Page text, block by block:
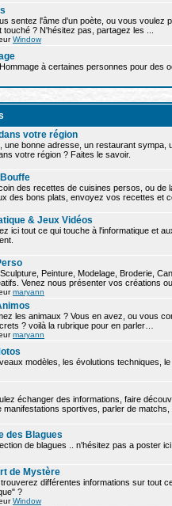
sentez l'âme d'un poète, ou vous voulez
touché ? N'hésitez pas, partagez les ...
Window
à certaines personnes pour des
votre région
une bonne adresse, un restaurant sympa,
votre région ? Faites le savoir.
des recettes de cuisines persos, ou de
des bons plats, envoyez vos recettes et
& Jeux Vidéos
ici tout ce qui touche à l'informatique et
Peinture, Modelage, Broderie,
Venez nous présenter vos créations
maryann
les animaux ? Vous en avez, ou vous
? voilà la rubrique pour en parler…
maryann
modèles, les évolutions techniques,
échanger des informations, faire
manifestations sportives, parler de
des Blagues
de blagues .. n'hésitez pas a poster
de Mystère
différentes informations sur tout
?
Window